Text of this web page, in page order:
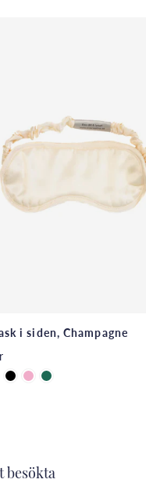
i siden, Champagne
besökta